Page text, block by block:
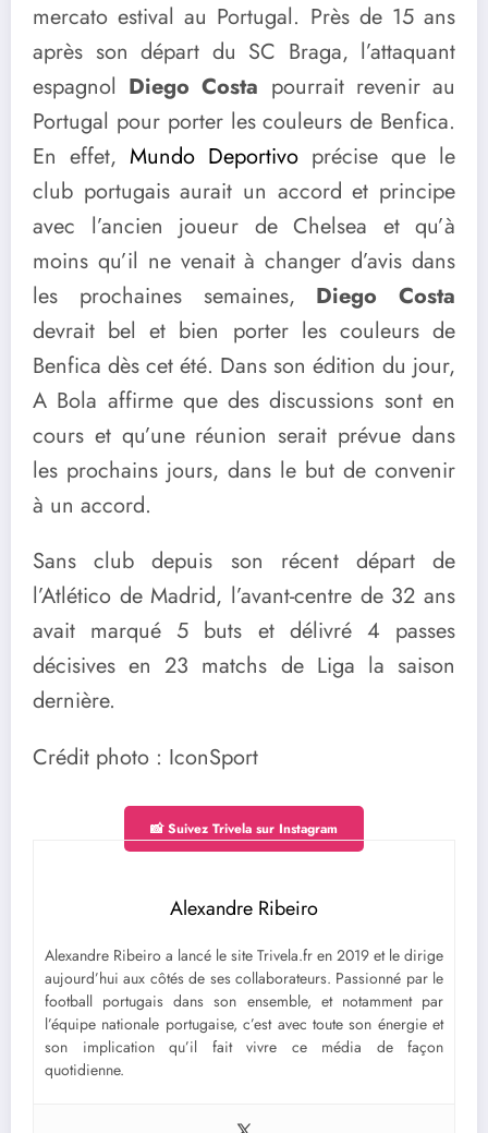
mercato estival au Portugal. Près de 15 ans
après son départ du SC Braga, l’attaquant
espagnol Diego Costa pourrait revenir au
Portugal pour porter les couleurs de Benfica.
En effet, Mundo Deportivo précise que le
club portugais aurait un accord et principe
avec l’ancien joueur de Chelsea et qu’à
moins qu’il ne venait à changer d’avis dans
les prochaines semaines, Diego Costa
devrait bel et bien porter les couleurs de
Benfica dès cet été. Dans son édition du jour,
A Bola affirme que des discussions sont en
cours et qu’une réunion serait prévue dans
les prochains jours, dans le but de convenir
à un accord.
Sans club depuis son récent départ de
l’Atlético de Madrid, l’avant-centre de 32 ans
avait marqué 5 buts et délivré 4 passes
décisives en 23 matchs de Liga la saison
dernière.
Crédit photo : IconSport
📸 Suivez Trivela sur Instagram
Alexandre Ribeiro
Alexandre Ribeiro a lancé le site Trivela.fr en 2019 et le dirige
aujourd’hui aux côtés de ses collaborateurs. Passionné par le
football portugais dans son ensemble, et notamment par
l’équipe nationale portugaise, c’est avec toute son énergie et
son implication qu’il fait vivre ce média de façon
quotidienne.